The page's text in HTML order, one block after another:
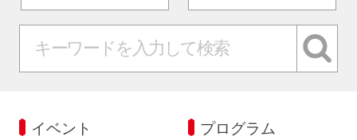
イベント プログラム